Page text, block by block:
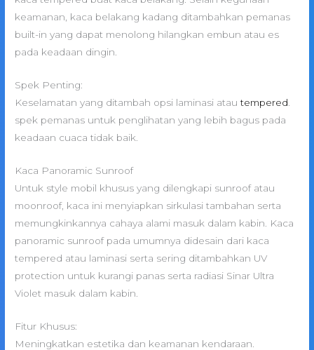
keamanan, kaca belakang kadang ditambahkan pemanas
built-in yang dapat menolong hilangkan embun atau es
pada keadaan dingin.
Spek Penting:
Keselamatan yang ditambah opsi laminasi atautempered
spek pemanas untuk penglihatan yang lebih bagus pada
keadaan cuaca tidak baik.
Kaca Panoramic Sunroof
Untuk style mobil khusus yang dilengkapi sunroof atau
moonroof, kaca ini menyiapkan sirkulasi tambahan serta
memungkinkannya cahaya alami masuk dalam kabin. Kaca
panoramic sunroof pada umumnya didesain dari kaca
tempered atau laminasi serta sering ditambahkan UV
protection untuk kurangi panas serta radiasi Sinar Ultra
Violet masuk dalam kabin.
Fitur Khusus:
Meningkatkan estetika dan keamanan kendaraan.